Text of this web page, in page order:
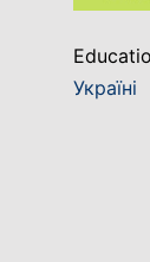
Україні